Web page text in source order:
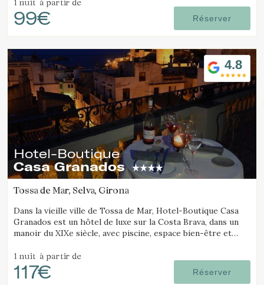
Vérifier le code de réservation
1 nuit à partir de
99€ Réserver
4.8
Hotel-Boutique
Casa Granados
Tossa de Mar, Selva, Girona
Dans la vieille ville de Tossa de Mar, Hotel-Boutique Casa
Granados est un hôtel de luxe sur la Costa Brava, dans un
manoir du XIXe siècle, avec piscine, espace bien-être et
1 nuit à partir de
117€ Réserver